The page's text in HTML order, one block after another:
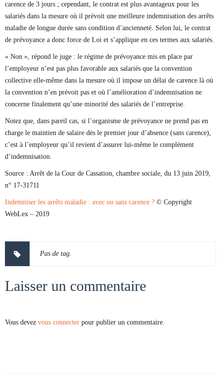
carence de 3 jours ; cependant, le contrat est plus avantageux pour les
salariés dans la mesure où il prévoit une meilleure indemnisation des arrêts
maladie de longue durée sans condition d’ancienneté. Selon lui, le contrat
de prévoyance a donc force de Loi et s’applique en ces termes aux salariés.
« Non », répond le juge : le régime de prévoyance mis en place par
l’employeur n’est pas plus favorable aux salariés que la convention
collective elle-même dans la mesure où il impose un délai de carence là où
la convention n’en prévoit pas et où l’amélioration d’indemnisation ne
concerne finalement qu’une minorité des salariés de l’entreprise.
Notez que, dans pareil cas, si l’organisme de prévoyance ne prend pas en
charge le maintien de salaire dès le premier jour d’absence (sans carence),
c’est à l’employeur qu’il revient d’assurer lui-même le complément
d’indemnisation.
Source : Arrêt de la Cour de Cassation, chambre sociale, du 13 juin 2019,
n° 17-31711
Indemniser les arrêts maladie : avec ou sans carence ? © Copyright
WebLex – 2019
Pas de tag.
Laisser un commentaire
Vous devez vous connecter pour publier un commentaire.